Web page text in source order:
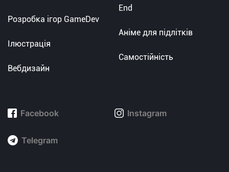
Розробка ігор GameDev
Ілюстрація
Вебдизайн
End
Аніме для підлітків
Самостійність
Facebook Instagram
Telegram